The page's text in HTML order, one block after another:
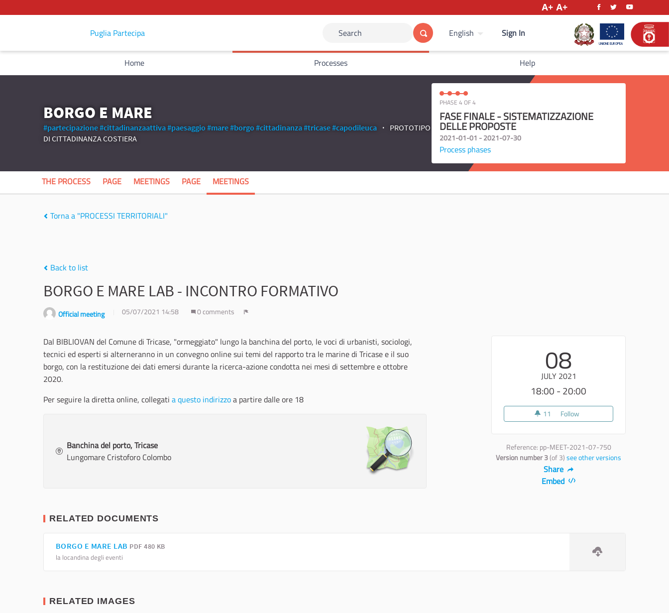
Puglia Partecipa Search English Sign In
Home Processes Help
BORGO E MARE
#partecipazione#cittadinanzaattiva#paesaggio #mare#borgo #cittadinanza#tricase#capodileuca
PROTOTIPO
DI CITTADINANZA COSTIERA
PHASE 4 OF 4
FASE FINALE - SISTEMATIZZAZIONE
DELLE PROPOSTE
2021-01-01 - 2021-07-30
Process phases
THE PROCESS PAGE MEETINGS PAGE MEETINGS
Torna a "PROCESSI TERRITORIALI"
Back to list
BORGO E MARE LAB - INCONTRO FORMATIVO
Official meeting 05/07/2021 14:58 0 comments
08
JULY 2021
18:00 - 20:00
11 11 followers
Follow
Reference: pp-MEET-2021-07-750
Version number 3(of 3)see other versions
Share
Embed
Dal BIBLIOVAN del Comune di Tricase, "ormeggiato" lungo la banchina del porto, le voci di urbanisti, sociologi,
tecnici ed esperti si alterneranno in un convegno online sui temi del rapporto tra le marine di Tricase e il suo
borgo, con la restituzione dei dati emersi durante la ricerca-azione condotta nei mesi di settembre e ottobre
2020.
Per seguire la diretta online, collegatia questo indirizzoa partire dalle ore 18
Banchina del porto, Tricase
Lungomare Cristoforo Colombo
RELATED DOCUMENTS
BORGO E MARE LAB PDF 480 KB
la locandina degli eventi
RELATED IMAGES